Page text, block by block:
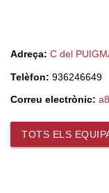
Adreça: C del
Telèfon: 936246649
Correu electrònic:
TOTS ELS